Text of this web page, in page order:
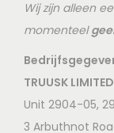
Wij zijn alleen
momenteel
TRUUSK LIMITED
Unit 2904-05,
3 Arbuthnot